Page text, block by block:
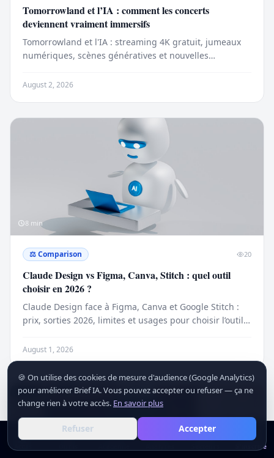
🍪 On utilise des cookies de mesure d'audience (Google Analytics)
pour améliorer Brief IA. Vous pouvez accepter ou refuser — ça ne
change rien à votre accès. En savoir plus
Refuser Accepter
Tomorrowland et l’IA : comment les concerts
deviennent vraiment immersifs
Tomorrowland et l'IA : streaming 4K gratuit, jumeaux
numériques, scènes génératives et nouvelles
August 2, 2026
8 min
⚖️Comparison 20
Claude Design vs Figma, Canva, Stitch : quel outil
choisir en 2026 ?
Claude Design face à Figma, Canva et Google Stitch :
prix, sorties 2026, limites et usages pour choisir l’outil
August 1, 2026
S'inscrire
S'inscrire